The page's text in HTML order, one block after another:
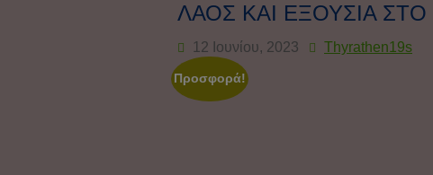
ΛΑΟΣ ΚΑΙ ΕΞΟΥΣΙΑ
12 Ιουνίου, 2023 Thyrathen19s
Προσφορά!